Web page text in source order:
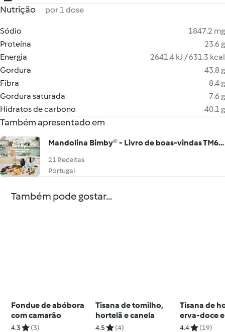
Nutrição por 1 dose
Sódio
1847.2 mg
Proteína
23.6 g
Energia
2641.4 kJ / 631.3 kcal
Gordura
43.8 g
Fibra
8.4 g
Gordura saturada
7.6 g
Hidratos de carbono
40.1 g
Também apresentado em
Mandolina Bimby® - Livro de boas-vindas TM6 e TM7
21 Receitas
Portugal
Também pode gostar...
Fondue de abóbora
com camarão
4.3 (3)
Tisana de tomilho,
hortelã e canela
4.5 (4)
Tisana de
erva-doce
4.4 (19)